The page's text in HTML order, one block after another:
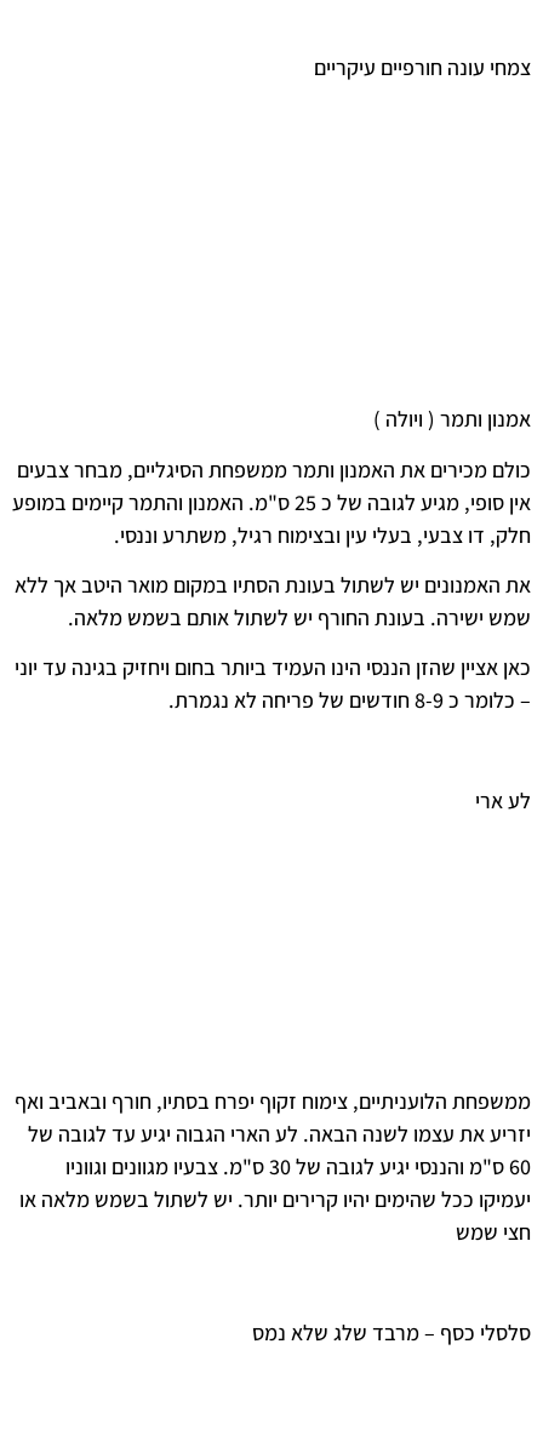
צמחי עונה חורפיים עיקריים
אמנון ותמר ( ויולה )
כולם מכירים את האמנון ותמר ממשפחת הסיגליים, מבחר צבעים
אין סופי, מגיע לגובה של כ 25 ס"מ. האמנון והתמר קיימים במופע
חלק, דו צבעי, בעלי עין ובצימוח רגיל, משתרע וננסי.
את האמנונים יש לשתול בעונת הסתיו במקום מואר היטב אך ללא
שמש ישירה. בעונת החורף יש לשתול אותם בשמש מלאה.
כאן אציין שהזן הננסי הינו העמיד ביותר בחום ויחזיק בגינה עד יוני
– כלומר כ 8-9 חודשים של פריחה לא נגמרת.
לע ארי
ממשפחת הלועניתיים, צימוח זקוף יפרח בסתיו, חורף ובאביב ואף
יזריע את עצמו לשנה הבאה. לע הארי הגבוה יגיע עד לגובה של
60 ס"מ והננסי יגיע לגובה של 30 ס"מ. צבעיו מגוונים וגווניו
יעמיקו ככל שהימים יהיו קרירים יותר. יש לשתול בשמש מלאה או
חצי שמש
סלסלי כסף – מרבד שלג שלא נמס